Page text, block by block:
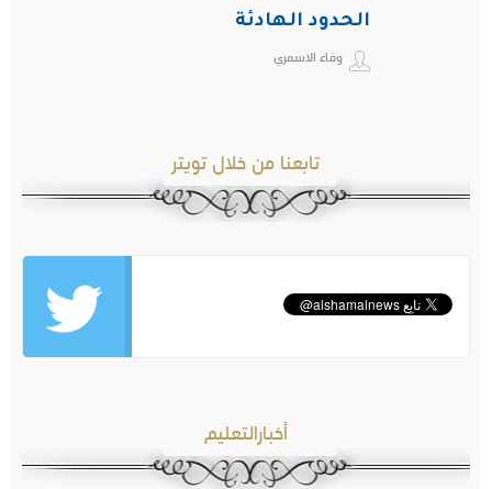
الحدود الهادئة
وفاء الاسمري
تابعنا من خلال تويتر
أخبارالتعليم